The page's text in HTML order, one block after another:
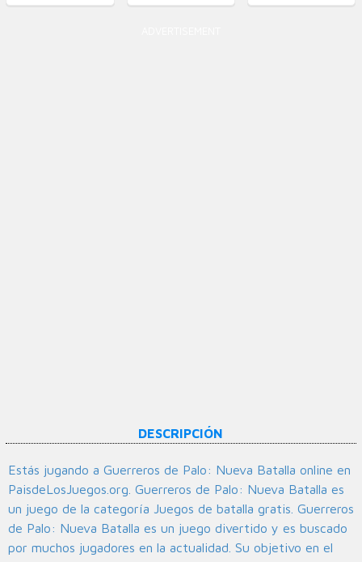
DESCRIPCIÓN
Estás jugando a Guerreros de Palo: Nueva Batalla online en
PaisdeLosJuegos.org. Guerreros de Palo: Nueva Batalla es
un juego de la categoría Juegos de batalla gratis. Guerreros
de Palo: Nueva Batalla es un juego divertido y es buscado
por muchos jugadores en la actualidad. Su objetivo en el